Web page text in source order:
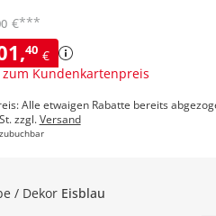
,40 €
Kundenkartenpreis
€***
Alle etwaigen Rabatte bereits
zzgl.Versand
/ Dekor Eisblau